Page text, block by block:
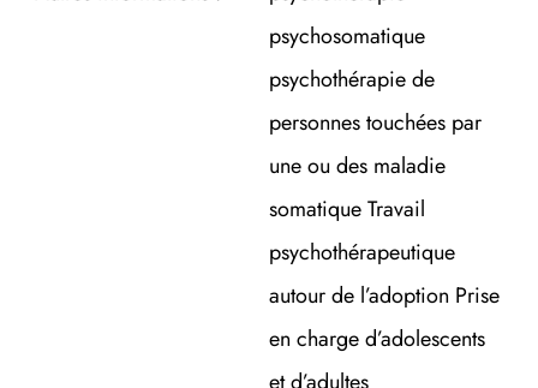
psychosomatique
psychothérapie de
personnes touchées par
une ou des maladie
somatique Travail
psychothérapeutique
autour de l’adoption Prise
en charge d’adolescents